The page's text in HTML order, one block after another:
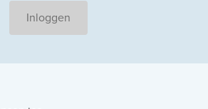
Inloggen